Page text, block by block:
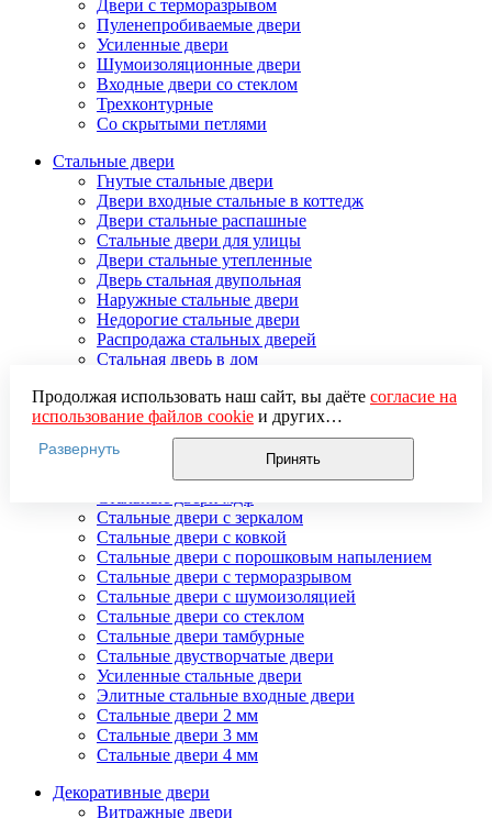
Двери с терморазрывом
Пуленепробиваемые двери
Усиленные двери
Шумоизоляционные двери
Входные двери со стеклом
Трехконтурные
Со скрытыми петлями
Стальные двери
Гнутые стальные двери
Двери входные стальные в коттедж
Двери стальные распашные
Стальные двери для улицы
Двери стальные утепленные
Дверь стальная двупольная
Наружные стальные двери
Недорогие стальные двери
Распродажа стальных дверей
Стальная дверь в дом
Стальные взломостойкие двери
Стальные входные двери в квартиру
Стальные двери в подъезд
Стальные двери внутреннего открывания
Стальные двери массив
Стальные двери с зеркалом
Стальные двери с ковкой
Стальные двери с порошковым напылением
Стальные двери с терморазрывом
Стальные двери с шумоизоляцией
Стальные двери со стеклом
Стальные двери тамбурные
Стальные двустворчатые двери
Усиленные стальные двери
Элитные стальные входные двери
Стальные двери 2 мм
Стальные двери 3 мм
Стальные двери 4 мм
Декоративные двери
Витражные двери
Продолжая использовать наш сайт, вы даёте согласие на
использование файлов cookieи других
пользовательских данных (включая IP-адрес, сведения о
местоположении, устройстве, действиях на сайте и т. п.)
для функционирования сайта, проведения
использования систем аналитики (например,
Яндекс.Метрика), в соответствии с нашей
обработки персональных данных.
Если вы не хотите, чтобы ваши данные обрабатывались,
настройте ограничения в браузере или покиньте сайт.
Развернуть
Принять